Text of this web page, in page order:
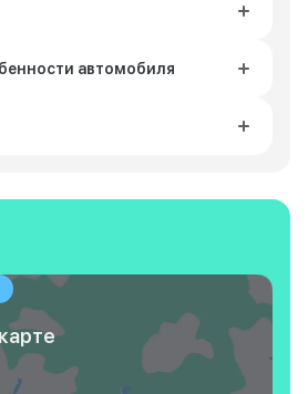
автомобиля